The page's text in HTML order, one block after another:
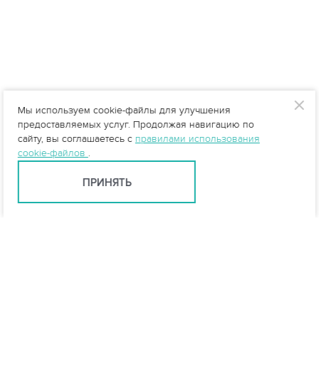
Мы используем cookie-файлы для улучшения
предоставляемых услуг. Продолжая навигацию по
сайту, вы соглашаетесь с правилами использования
cookie-файлов .
ПРИНЯТЬ